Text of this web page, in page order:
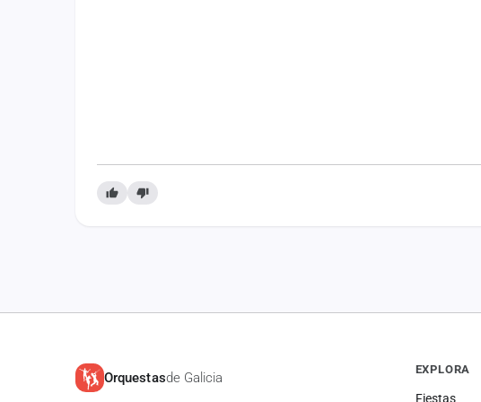
Orquestasde Galicia EXPLORA
Fiestas